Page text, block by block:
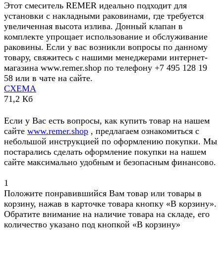
Этот смеситель REMER идеально подходит для
установки с накладными раковинами, где требуется
увеличенная высота излива. Донный клапан в
комплекте упрощает использование и обслуживание
раковины. Если у вас возникли вопросы по данному
товару, свяжитесь с нашими менеджерами интернет-
магазина www.remer.shop по телефону +7 495 128 19
58 или в чате на сайте.
СХЕМА
71,2 Кб
Если у Вас есть вопросы, как купить товар на нашем
сайте www.remer.shop , предлагаем ознакомиться с
небольшой инструкцией по оформлению покупки. Мы
постарались сделать оформление покупки на нашем
сайте максимально удобным и безопасным финансово.
1
Положите понравившийся Вам товар или товары в
корзину, нажав в карточке товара кнопку «В корзину».
Обратите внимание на наличие товара на складе, его
количество указано под кнопкой «В корзину»